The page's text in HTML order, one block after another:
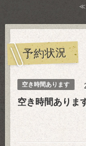
≪
予約状況
空き時間あります
空き時間ありま